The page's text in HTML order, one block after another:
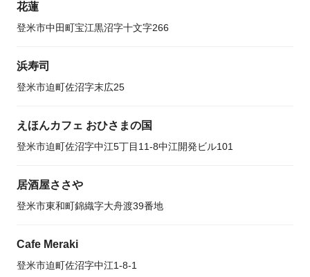
花蓮
登米市中田町宝江黒沼字十文字266
浜寿司
登米市迫町佐沼字末広25
えほんカフェ おひさまの国
登米市迫町佐沼字中江5丁目11-8中江開発ビル101
居酒屋ささや
登米市東和町錦織字大舟渡39番地
Cafe Meraki
登米市迫町佐沼字中江1-8-1